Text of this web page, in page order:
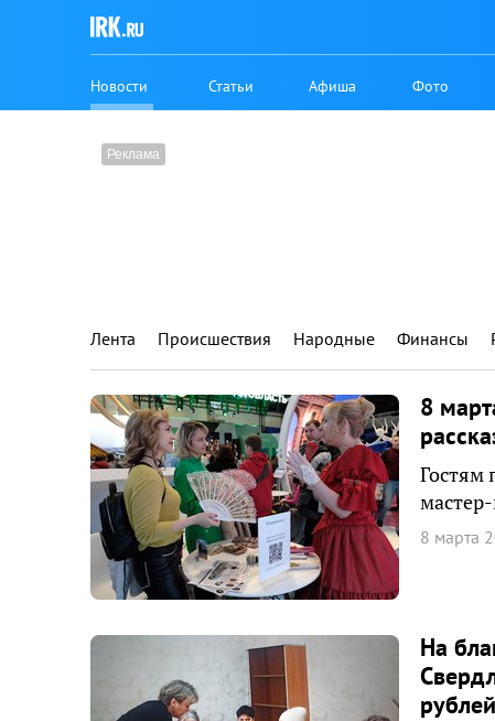
Новости Статьи Афиша Фото
Лента Происшествия Народные Финансы
8
Гостям
8 марта
На
рублей